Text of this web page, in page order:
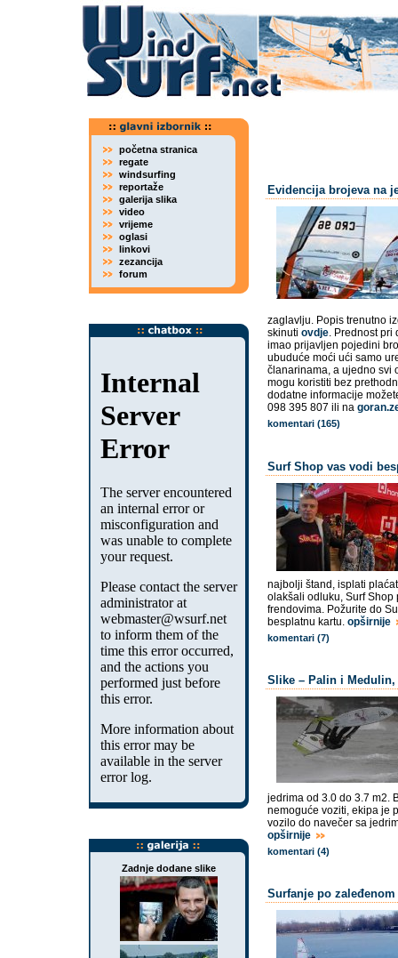
početna stranica
regate
windsurfing
reportaže
galerija slika
video
vrijeme
oglasi
linkovi
zezancija
forum
Zadnje dodane slike
Evidencija brojeva na
zaglavlju. Popis trenutno
skinuti ovdje. Prednost pri
imao prijavljen pojedini
ubuduće moći ući samo
članarinama, a ujedno svi
mogu koristiti bez
dodatne informacije
098 395 807 ili na
komentari (165)
Surf Shop vas vodi
najbolji štand, isplati
olakšali odluku, Surf
frendovima. Požurite do
besplatnu kartu. opširnije
komentari (7)
Slike – Palin i Medulin,
jedrima od 3.0 do 3.7 m2.
nemoguće voziti, ekipa je
vozilo do navečer sa
opširnije
komentari (4)
Surfanje po